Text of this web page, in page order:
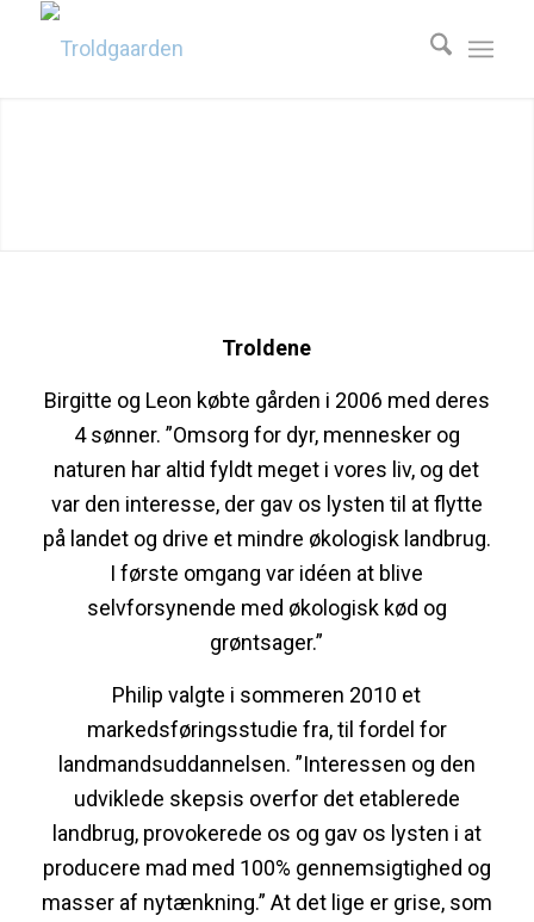
Troldene
Birgitte og Leon købte gården i 2006 med deres
4 sønner. ”Omsorg for dyr, mennesker og
naturen har altid fyldt meget i vores liv, og det
var den interesse, der gav os lysten til at flytte
på landet og drive et mindre økologisk landbrug.
I første omgang var idéen at blive
selvforsynende med økologisk kød og
grøntsager.”
Philip valgte i sommeren 2010 et
markedsføringsstudie fra, til fordel for
landmandsuddannelsen. ”Interessen og den
udviklede skepsis overfor det etablerede
landbrug, provokerede os og gav os lysten i at
producere mad med 100% gennemsigtighed og
masser af nytænkning.” At det lige er grise, som